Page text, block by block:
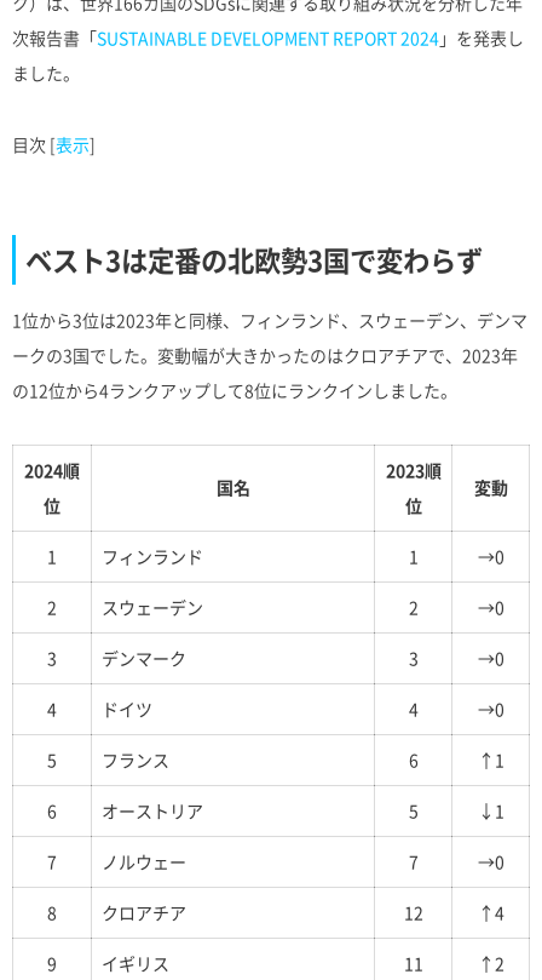
次報告書「SUSTAINABLE DEVELOPMENT REPORT 2024 」を発表し
ました。
目次 [表示]
ベスト3は定番の北欧勢3国で変わらず
1位から3位は2023年と同様、フィンランド、スウェーデン、デンマ
ークの3国でした。変動幅が大きかったのはクロアチアで、2023年
の12位から4ランクアップして8位にランクインしました。
2024順
位
国名
2023順
位
変動
1 フィンランド 1 →0
2 スウェーデン 2 →0
3 デンマーク 3 →0
4 ドイツ 4 →0
5 フランス 6 ↑1
6 オーストリア 5 ↓1
7 ノルウェー 7 →0
8 クロアチア 12 ↑4
9 イギリス 11 ↑2